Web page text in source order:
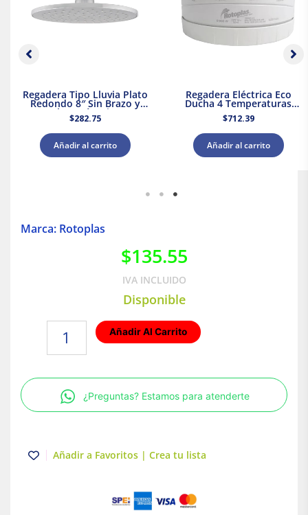
Regadera Tipo Lluvia Plato
Redondo 8″ Sin Brazo y
Chapetón Dica
$282.75
Añadir al carrito
Regadera Eléctrica Eco
Ducha 4 Temperaturas
5000 W Rotoplas 310996
$712.39
Añadir al carrito
Marca: Rotoplas
$135.55
IVA INCLUIDO
Disponible
25
|
Tuboplus
Añadir Al Carrito
¿Preguntas? Estamos para atenderte
Añadir a Favoritos | Crea tu lista